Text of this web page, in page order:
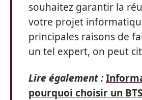
souhaitez garantir la
votre projet
principales raisons de
un tel expert, on peut
Lire également :
pourquoi choisir un